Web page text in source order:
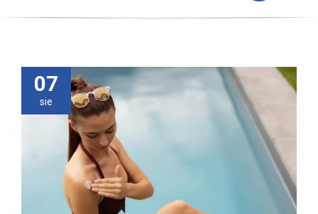
07
sie